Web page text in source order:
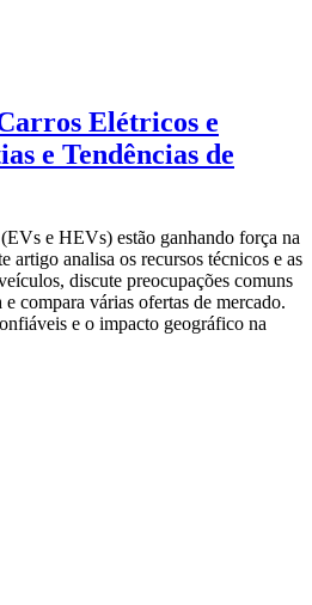
Elétricos e
e Tendências de
e HEVs) estão ganhando força na
artigo analisa os recursos técnicos e as
discute preocupações comuns
compara várias ofertas de mercado.
e o impacto geográfico na